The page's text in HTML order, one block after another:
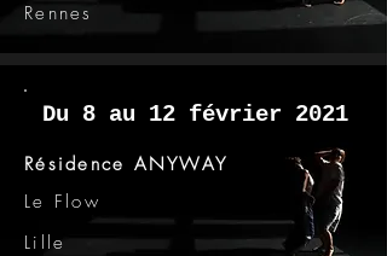
Rennes
Du 8 au 12 février 2021
Résidence ANYWAY
Le Flow
Lille